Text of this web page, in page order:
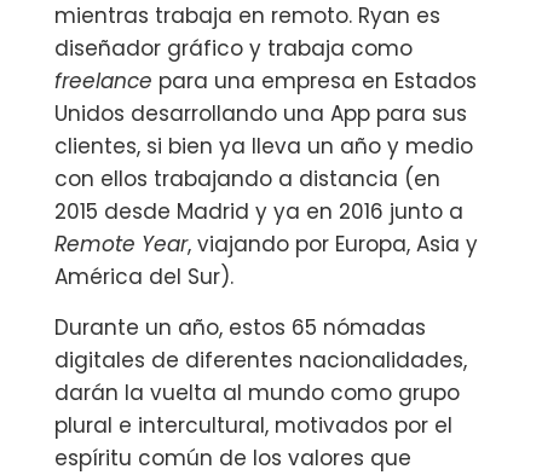
mientras trabaja en remoto. Ryan es
diseñador gráfico y trabaja como
freelance para una empresa en Estados
Unidos desarrollando una App para sus
clientes, si bien ya lleva un año y medio
con ellos trabajando a distancia (en
2015 desde Madrid y ya en 2016 junto a
Remote Year, viajando por Europa, Asia y
América del Sur).
Durante un año, estos 65 nómadas
digitales de diferentes nacionalidades,
darán la vuelta al mundo como grupo
plural e intercultural, motivados por el
espíritu común de los valores que